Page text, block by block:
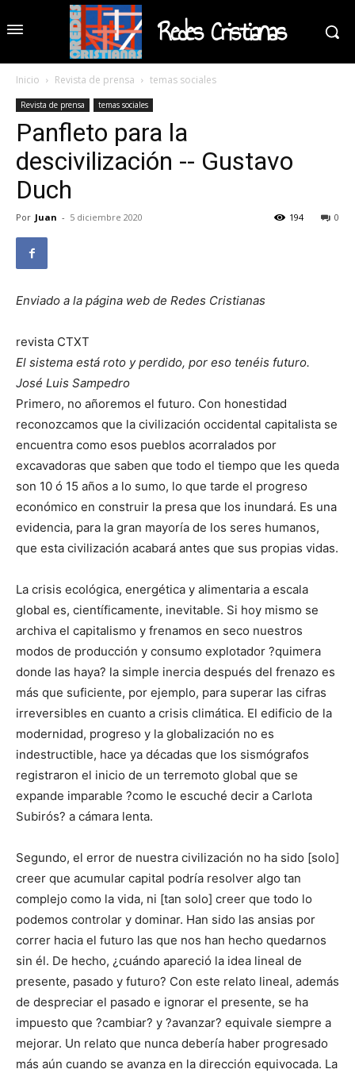
Redes Cristianas
Inicio Revista de prensa temas sociales
Revista de prensa temas sociales
Panfleto para la
descivilización -- Gustavo
Duch
Por Juan - 5 diciembre 2020 0
194
Enviado a la página web de Redes Cristianas
revista CTXT
El sistema está roto y perdido, por eso tenéis futuro.
José Luis Sampedro
Primero, no añoremos el futuro. Con honestidad
reconozcamos que la civilización occidental capitalista se
encuentra como esos pueblos acorralados por
excavadoras que saben que todo el tiempo que les queda
son 10 ó 15 años a lo sumo, lo que tarde el progreso
económico en construir la presa que los inundará. Es una
evidencia, para la gran mayoría de los seres humanos,
que esta civilización acabará antes que sus propias vidas.
La crisis ecológica, energética y alimentaria a escala
global es, científicamente, inevitable. Si hoy mismo se
archiva el capitalismo y frenamos en seco nuestros
modos de producción y consumo explotador ?quimera
donde las haya? la simple inercia después del frenazo es
más que suficiente, por ejemplo, para superar las cifras
irreversibles en cuanto a crisis climática. El edificio de la
modernidad, progreso y la globalización no es
indestructible, hace ya décadas que los sismógrafos
registraron el inicio de un terremoto global que se
expande imparable ?como le escuché decir a Carlota
Subirós? a cámara lenta.
Segundo, el error de nuestra civilización no ha sido [solo]
creer que acumular capital podría resolver algo tan
complejo como la vida, ni [tan solo] creer que todo lo
podemos controlar y dominar. Han sido las ansias por
correr hacia el futuro las que nos han hecho quedarnos
sin él. De hecho, ¿cuándo apareció la idea lineal de
presente, pasado y futuro? Con este relato lineal, además
de despreciar el pasado e ignorar el presente, se ha
impuesto que ?cambiar? y ?avanzar? equivale siempre a
mejorar. Un relato que nunca debería haber progresado
más aún cuando se avanza en la dirección equivocada. La